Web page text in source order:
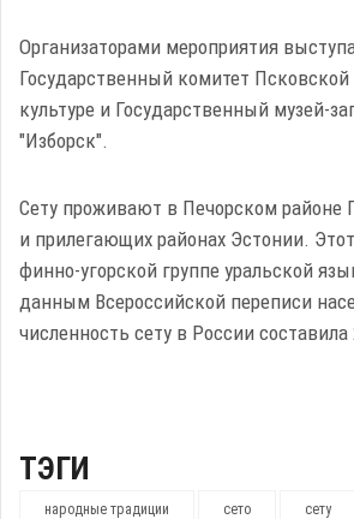
Организаторами мероприятия
Государственный комитет Псковской
культуре и Государственный музей-
"Изборск".
Сету проживают в Печорском районе
и прилегающих районах Эстонии.
финно-угорской группе уральской
данным Всероссийской переписи
численность сету в России составила
ТЭГИ
народные традиции сето сету